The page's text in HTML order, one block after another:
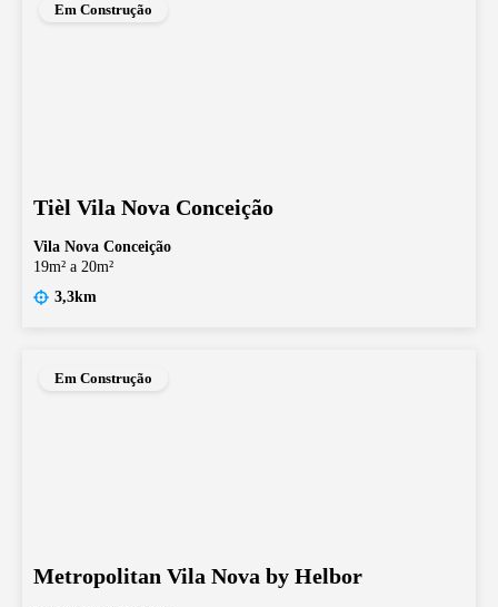
Em Construção
Tièl Vila Nova Conceição
Vila Nova Conceição
19m² a 20m²
3,3km
Em Construção
Metropolitan Vila Nova by Helbor